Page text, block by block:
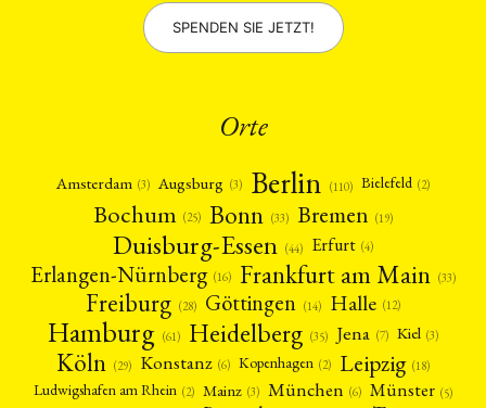
SPENDEN SIE JETZT!
Orte
Amsterdam (3) Augsburg (3) Berlin (110) Bielefeld (2)
Bochum (25) Bonn (33) Bremen (19)
Duisburg-Essen (44) Erfurt (4)
Erlangen-Nürnberg (16) Frankfurt am Main (33)
Freiburg (28) Göttingen (14) Halle (12)
Hamburg (61) Heidelberg (35) Jena (7) Kiel (3)
Köln (29) Konstanz (6) Kopenhagen (2) Leipzig (18)
Ludwigshafen am Rhein (2) Mainz (3) München (6) Münster (5)